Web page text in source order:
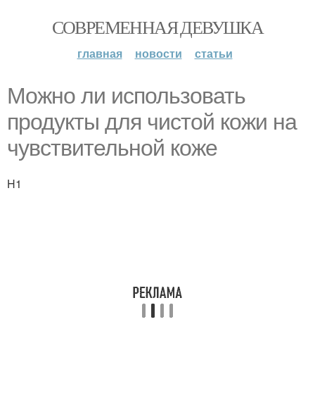
СОВРЕМЕННАЯ ДЕВУШКА
главная новости статьи
Можно ли использовать
продукты для чистой кожи на
чувствительной коже
H1